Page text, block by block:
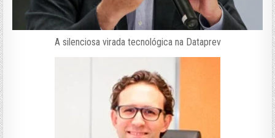
A silenciosa virada tecnológica na Dataprev